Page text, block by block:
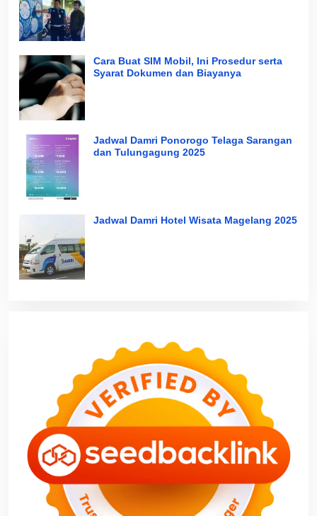
Cara Buat SIM Mobil, Ini Prosedur serta
Syarat Dokumen dan Biayanya
Jadwal Damri Ponorogo Telaga Sarangan
dan Tulungagung 2025
Jadwal Damri Hotel Wisata Magelang 2025